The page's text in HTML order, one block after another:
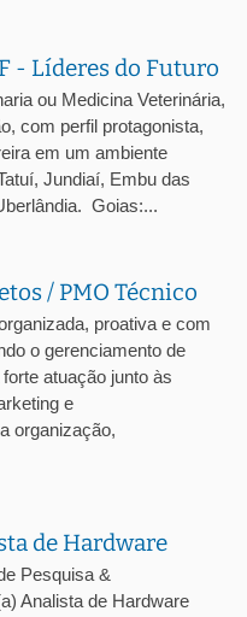
- Líderes do Futuro
ou Medicina Veterinária,
com perfil protagonista,
em um ambiente
Jundiaí, Embu das
Goias:...
/ PMO Técnico
proativa e com
o gerenciamento de
atuação junto às
e
organização,
de Hardware
Pesquisa &
Analista de Hardware